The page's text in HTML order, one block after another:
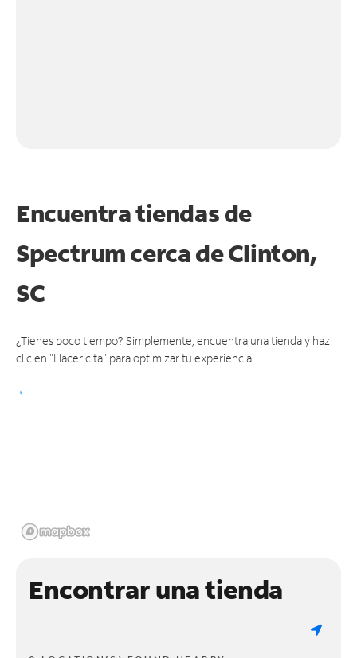
Encuentra tiendas de
Spectrum cerca deClinton,
SC
¿Tienes poco tiempo? Simplemente, encuentra una tienda y haz
clic en "Hacer cita" para optimizar tu experiencia.
Encontrar una tienda